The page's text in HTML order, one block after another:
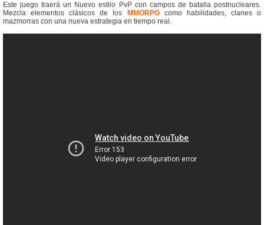
Este juego traerá un Nuevo estilo PvP con campos de batalla postnucleares.
Mezcla elementos clásicos de los
MMORPGcomo habilidades, clanes o
mazmorras con una nueva estrategia en tiempo real.